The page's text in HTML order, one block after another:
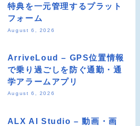
特典を一元管理するプラット
フォーム
August 6, 2026
ArriveLoud – GPS位置情報
で乗り過ごしを防ぐ通勤・通
学アラームアプリ
August 6, 2026
ALX AI Studio – 動画・画